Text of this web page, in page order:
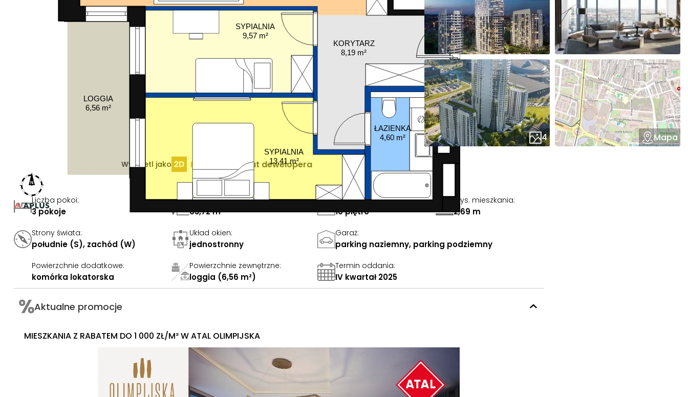
SYPIALNIA
13,41 m²
SYPIALNIA
9,57 m²
ŁAZIENKA
4,60 m²
KORYTARZ
8,19 m²
LOGGIA
6,56 m²
4 Mapa
Wyświetl jako Rzut 2D Rzut dewelopera
Liczba pokoi:
3 pokoje
Powierzchnia:
63,72 m²
Piętro:
10 piętro
Wys. mieszkania:
2,69 m
Strony świata:
południe (S), zachód (W)
Układ okien:
jednostronny
Garaż:
parking naziemny, parking podziemny
Powierzchnie dodatkowe:
komórka lokatorska
Powierzchnie zewnętrzne:
loggia (6,56 m²)
Termin oddania:
IV kwartał 2025
Aktualne promocje
MIESZKANIA Z RABATEM DO 1 000 ZŁ/M² W ATAL OLIMPIJSKA